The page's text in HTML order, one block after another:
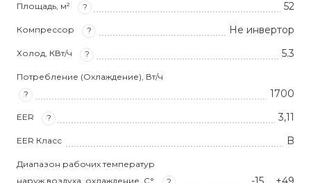
Площадь, м² ? 52
Компрессор ? Не инвертор
Холод, КВт/ч ? 5.3
Потребление (Охлаждение), Вт/ч
?
1700
EER ? 3,11
EER Класс B
Диапазон рабочих температур
наруж.воздуха, охлаждение, С°